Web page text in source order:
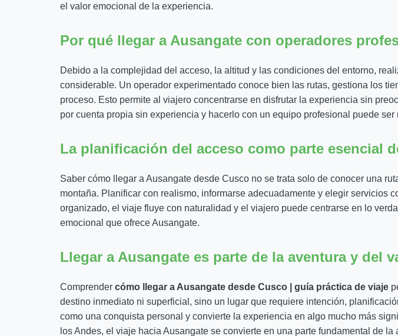
el valor emocional de la experiencia.
Por qué llegar a Ausangate con operadores
Debido a la complejidad del acceso, la altitud y las condiciones del entorno,
considerable. Un operador experimentado conoce bien las rutas, gestiona los
proceso. Esto permite al viajero concentrarse en disfrutar la experiencia sin
por cuenta propia sin experiencia y hacerlo con un equipo profesional puede ser
La planificación del acceso como parte esencial
Saber cómo llegar a Ausangate desde Cusco no se trata solo de conocer una
montaña. Planificar con realismo, informarse adecuadamente y elegir servicios
organizado, el viaje fluye con naturalidad y el viajero puede centrarse en lo
emocional que ofrece Ausangate.
Llegar a Ausangate es parte de la aventura y del
Comprender cómo llegar a Ausangate desde Cusco | guía práctica de viaje
destino inmediato ni superficial, sino un lugar que requiere intención,
como una conquista personal y convierte la experiencia en algo mucho más
los Andes, el viaje hacia Ausangate se convierte en una parte fundamental de la